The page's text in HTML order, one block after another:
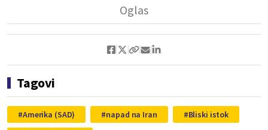
Tagovi
Amerika (SAD) napad na Iran
Bliski istok